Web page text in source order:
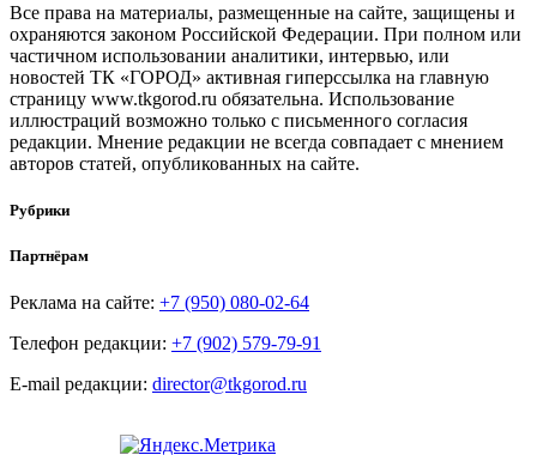
Все права на материалы, размещенные на сайте, защищены и
охраняются законом Российской Федерации. При полном или
частичном использовании аналитики, интервью, или
новостей ТК «ГОРОД» активная гиперссылка на главную
страницу www.tkgorod.ru обязательна. Использование
иллюстраций возможно только с письменного согласия
редакции. Мнение редакции не всегда совпадает с мнением
авторов статей, опубликованных на сайте.
Рубрики
Партнёрам
Реклама на сайте: +7 (950) 080-02-64
Телефон редакции: +7 (902) 579-79-91
E-mail редакции: director@tkgorod.ru